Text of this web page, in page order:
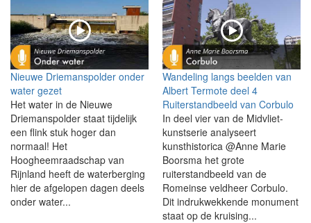
Nieuwe Driemanspolder onder
water gezet
Het water in de Nieuwe
Driemanspolder staat tijdelijk
een flink stuk hoger dan
normaal! Het
Hoogheemraadschap van
Rijnland heeft de waterberging
hier de afgelopen dagen deels
onder water...
Wandeling langs beelden van
Albert Termote deel 4
Ruiterstandbeeld van Corbulo
In deel vier van de Midvliet-
kunstserie analyseert
kunsthistorica @Anne Marie
Boorsma het grote
ruiterstandbeeld van de
Romeinse veldheer Corbulo.
Dit indrukwekkende monument
staat op de kruising...